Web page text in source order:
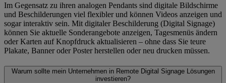
Im Gegensatz zu ihren analogen Pendants sind digitale Bildschirme
und Beschilderungen viel flexibler und können Videos anzeigen und
sogar interaktiv sein. Mit digitaler Beschilderung (Digital Signage)
können Sie aktuelle Sonderangebote anzeigen, Tagesmenüs ändern
oder Karten auf Knopfdruck aktualisieren – ohne dass Sie teure
Plakate, Banner oder Poster herstellen oder neu drucken müssen.
Warum sollte mein Unternehmen in Remote Digital Signage Lösungen
investieren?